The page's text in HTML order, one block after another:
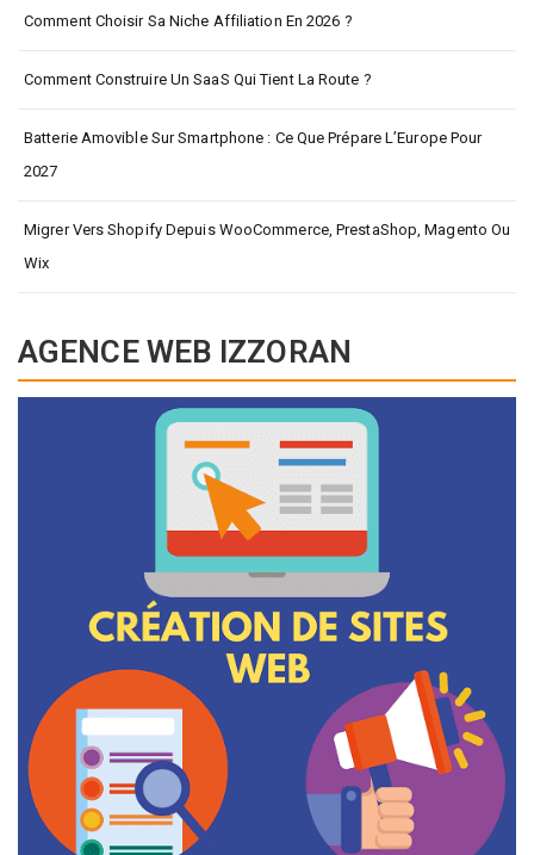
Comment Choisir Sa Niche Affiliation En 2026 ?
Comment Construire Un SaaS Qui Tient La Route ?
Batterie Amovible Sur Smartphone : Ce Que Prépare L’Europe Pour
2027
Migrer Vers Shopify Depuis WooCommerce, PrestaShop, Magento Ou
Wix
AGENCE WEB IZZORAN